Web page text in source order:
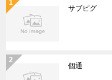
サブピグ
個通